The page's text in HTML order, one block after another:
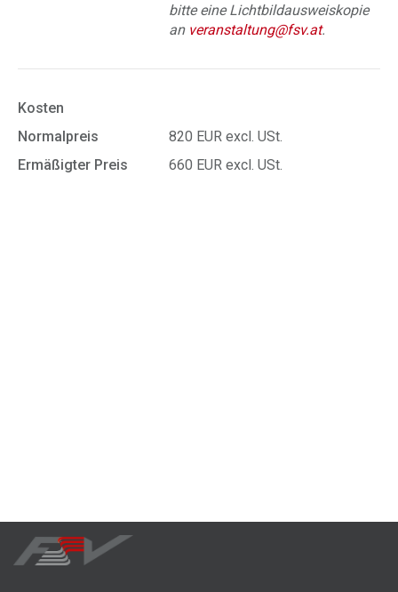
bitte eine Lichtbildausweiskopie
an veranstaltung@fsv.at.
Kosten
Normalpreis
820 EUR excl. USt.
Ermäßigter Preis
660 EUR excl. USt.